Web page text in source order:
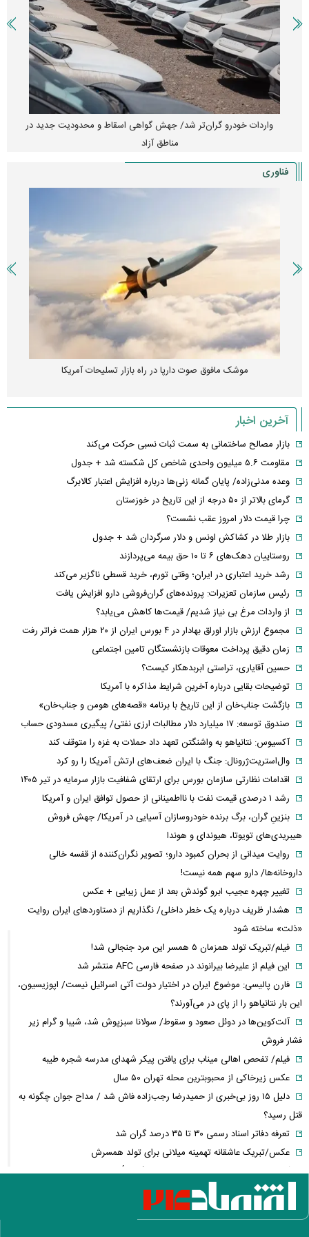
واردات خودرو گران‌تر شد/ جهش گواهی اسقاط و محدودیت جدید در
مناطق آزاد
فناوری
موشک مافوق صوت دارپا در راه بازار تسلیحات آمریکا
آخرین اخبار
بازار مصالح ساختمانی به سمت ثبات نسبی حرکت می‌کند
مقاومت ۵.۶ میلیون واحدی شاخص کل شکسته شد + جدول
وعده مدنی‌زاده/ پایان گمانه زنی‌ها درباره افزایش اعتبار کالابرگ
گرمای بالاتر از ۵۰ درجه از این تاریخ در خوزستان
چرا قیمت دلار امروز عقب نشست؟
بازار طلا در کشاکش اونس و دلار سرگردان شد + جدول
روستاییان دهک‌های ۶ تا ۱۰ حق بیمه می‌پردازند
رشد خرید اعتباری در ایران؛ وقتی تورم، خرید قسطی ناگزیر می‌کند
رئیس سازمان تعزیرات: پرونده‌های گران‌فروشی دارو افزایش یافت
از واردات مرغ بی نیاز شدیم/ قیمت‌ها کاهش می‌یابد؟
مجموع ارزش بازار اوراق بهادار در ۴ بورس ایران از ۲۰ هزار همت فراتر رفت
زمان دقیق پرداخت معوقات بازنشستگان تامین اجتماعی
حسین آقایاری، تراستی ابربدهکار کیست؟
توضیحات بقایی درباره آخرین شرایط مذاکره با آمریکا
بازگشت جناب‌خان از این تاریخ با برنامه «قصه‌های هومن و جناب‌خان»
صندوق توسعه: ۱۷ میلیارد دلار مطالبات ارزی نفتی/ پیگیری مسدودی حساب
آکسیوس: نتانیاهو به واشنگتن تعهد داد حملات به غزه را متوقف کند
وال‌استریت‌ژرونال: جنگ با ایران ضعف‌های ارتش آمریکا را رو کرد
اقدامات نظارتی سازمان بورس برای ارتقای شفافیت بازار سرمایه در تیر ۱۴۰۵
رشد ۱ درصدی قیمت نفت با نااطمینانی از حصول توافق ایران و آمریکا
بنزینِ گران، برگ برنده خودروسازان آسیایی در آمریکا/ جهش فروش
هیبریدی‌های تویوتا، هیوندای و هوندا
روایت میدانی از بحران کمبود دارو؛ تصویر نگران‌کننده از قفسه خالی
داروخانه‌ها/ دارو سهم همه نیست!
تغییر چهره عجیب ابرو گوندش بعد از عمل زیبایی + عکس
هشدار ظریف درباره یک خطر داخلی/ نگذاریم از دستاوردهای ایران روایت
«ذلت» ساخته شود
فیلم/تبریک تولد همزمان ۵ همسر این مرد جنجالی شد!
این فیلم از علیرضا بیرانوند در صفحه فارسی AFC منتشر شد
فارن پالیسی: موضوع ایران در اختیار دولت آتی اسرائیل نیست/ اپوزیسیون،
این بار نتانیاهو را از پای در می‌آورند؟
آلت‌کوین‌ها در دوئل صعود و سقوط/ سولانا سبزپوش شد، شیبا و گرام زیر
فشار فروش
فیلم/ تفحص اهالی میناب برای یافتن پیکر شهدای مدرسه شجره طیبه
عکس زیرخاکی از محبوبترین محله تهران ۵۰ سال
دلیل ۱۵ روز بی‌خبری از حمیدرضا رجب‌زاده فاش شد / مداح جوان چگونه به
قتل رسید؟
تعرفه دفاتر اسناد رسمی ۳۰ تا ۳۵ درصد گران شد
عکس/تبریک عاشقانه تهمینه میلانی برای تولد همسرش
آخرین وضعیت پرداخت معوقات بازنشستگان تأمین اجتماعی
بمب فسفری چیست و چرا در برخی از جنگ‌ها از آن استفاده می‌کنند؟
نگاهی به سبد ۸۱۷ هزار تنی عرضه‌های امروز بورس کالا